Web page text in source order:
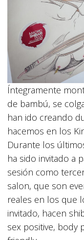
Íntegramente
de bambú, se
han ido creando
hacemos en los
Durante los
ha sido invitado a
sesión como
salon, que son
reales en los que
invitado, hacen
sex positive, body